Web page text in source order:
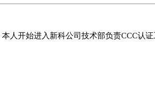
人开始进入新科公司技术部负责CCC认